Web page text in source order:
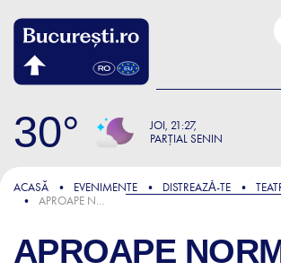
30 JOI 21:27
PARȚIAL SENIN
ACASĂ EVENIMENTE DISTREAZǍ-TE
APROAPE NORMAL
APROAPE